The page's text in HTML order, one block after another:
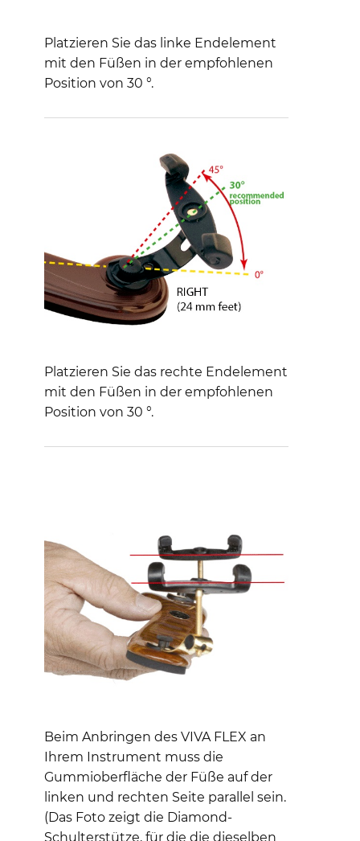
Platzieren Sie das linke Endelement
mit den Füßen in der empfohlenen
Position von 30 °.
Platzieren Sie das rechte Endelement
mit den Füßen in der empfohlenen
Position von 30 °.
Beim Anbringen des VIVA FLEX an
Ihrem Instrument muss die
Gummioberfläche der Füße auf der
linken und rechten Seite parallel sein.
(Das Foto zeigt die Diamond-
Schulterstütze, für die die dieselben